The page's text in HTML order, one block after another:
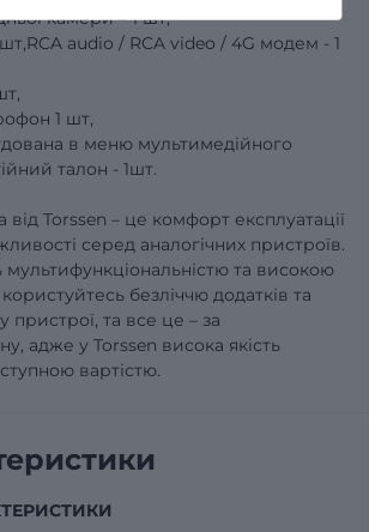
камери – 1 шт,
audio / RCA video / 4G модем - 1
1 шт,
в меню мультимедійного
талон - 1шт.
від Torssen – це комфорт експлуатації
серед аналогічних пристроїв.
та високою
безліччю додатків та
пристрої, та все це – за
адже у Torssen висока якість
вартістю.